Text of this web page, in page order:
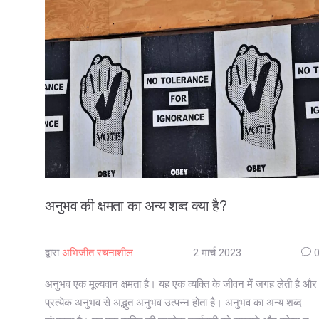
अनुभव की क्षमता का अन्य शब्द क्या है?
द्वारा अभिजीत रचनाशील 2 मार्च 2023 0
अनुभव एक मूल्यवान क्षमता है। यह एक व्यक्ति के जीवन में जगह लेती है और
प्रत्येक अनुभव से अद्भुत अनुभव उत्पन्न होता है। अनुभव का अन्य शब्द